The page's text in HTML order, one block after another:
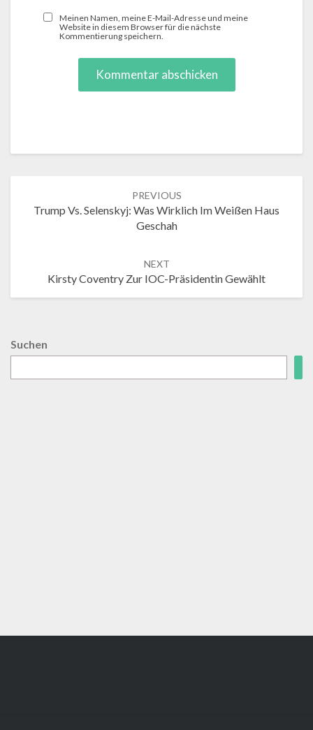
Meinen Namen, meine E-Mail-Adresse und meine
Website in diesem Browser für die nächste
Kommentierung speichern.
PREVIOUS
Trump Vs. Selenskyj: Was Wirklich Im Weißen Haus
Geschah
NEXT
Kirsty Coventry Zur IOC-Präsidentin Gewählt
Suchen